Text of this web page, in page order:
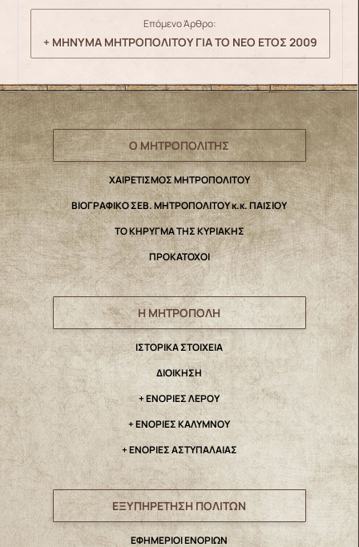
Επόμενο Άρθρο:
+ ΜΗΝΥΜΑ ΜΗΤΡΟΠΟΛΙΤΟΥ ΓΙΑ ΤΟ ΝΕΟ ΕΤΟΣ 2009
Ο ΜΗΤΡΟΠΟΛΙΤΗΣ
ΧΑΙΡΕΤΙΣΜΟΣ ΜΗΤΡΟΠΟΛΙΤΟΥ
ΒΙΟΓΡΑΦΙΚΟ ΣΕΒ. ΜΗΤΡΟΠΟΛΙΤΟΥ κ.κ. ΠΑΙΣΙΟΥ
ΤΟ ΚΗΡΥΓΜΑ ΤΗΣ ΚΥΡΙΑΚΗΣ
ΠΡΟΚΑΤΟΧΟΙ
Η ΜΗΤΡΟΠΟΛΗ
IΣΤΟΡΙΚΑ ΣΤΟΙΧΕΙΑ
ΔΙΟΙΚΗΣΗ
+ ΕΝΟΡΙΕΣ ΛΕΡΟΥ
+ ΕΝΟΡΙΕΣ ΚΑΛΥΜΝΟΥ
+ ΕΝΟΡΙΕΣ ΑΣΤΥΠΑΛΑΙΑΣ
ΕΞΥΠΗΡΕΤΗΣΗ ΠΟΛΙΤΩΝ
ΕΦΗΜΕΡΙΟΙ ΕΝΟΡΙΩΝ